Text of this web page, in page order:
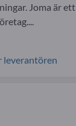
Joma är ett
leverantören